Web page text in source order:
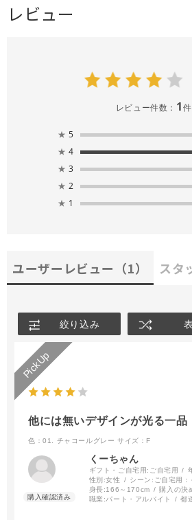
レビュー
レビュー件数： 1件
★ 5
★ 4
★ 3
★ 2
★ 1
ユーザーレビュー （1） スタ
絞り込み
他には無いデザインが光る一品
色：01. チャコールグレー サイズ：F
くーちゃん
ギフト・ご自宅用: ご自宅用
性別:女性 シーン: ご自宅用：
身長:166～170cm 購入の決
職業:パート・アルバイト 都